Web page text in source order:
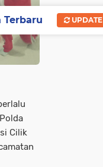
Cilik
Terbaru UPDATE